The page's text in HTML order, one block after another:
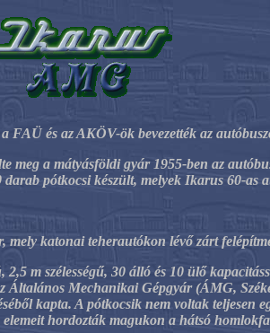
FAÜ és az AKÖV-ök bevezették az
meg a mátyásföldi gyár 1955-ben az
pótkocsi készült, melyek Ikarus 60-as
, mely katonai teherautókon lévő zárt
2,5 m szélességű, 30 álló és 10 ülő
Általános Mechanikai Gépgyár (ÁMG,
kapta. A pótkocsik nem voltak teljesen
hordozták magukon a hátsó